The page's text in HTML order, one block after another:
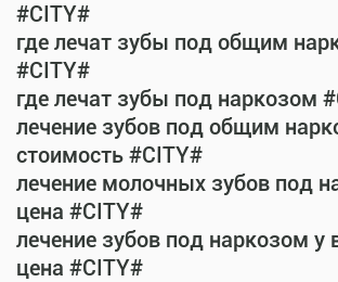
#CITY#
где лечат зубы под общим
#CITY#
где лечат зубы под наркозом
лечение зубов под общим
стоимость #CITY#
лечение молочных зубов под
цена #CITY#
лечение зубов под наркозом у
цена #CITY#